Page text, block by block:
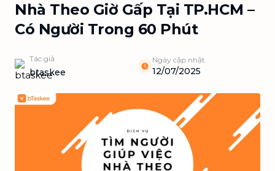
Nhà Theo Giờ Gấp Tại TP.HCM –
Có Người Trong 60 Phút
Tác giả
btaskee
Ngày cập nhật
12/07/2025